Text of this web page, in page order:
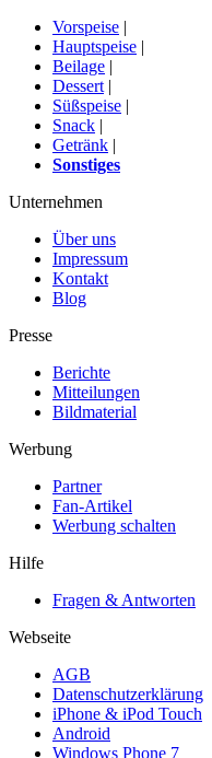
Vorspeise |
Hauptspeise |
Beilage |
Dessert |
Süßspeise |
Snack |
Getränk |
Sonstiges
Unternehmen
Über uns
Impressum
Kontakt
Blog
Presse
Berichte
Mitteilungen
Bildmaterial
Werbung
Partner
Fan-Artikel
Werbung schalten
Hilfe
Fragen & Antworten
Webseite
AGB
Datenschutzerklärung
iPhone & iPod Touch
Android
Windows Phone 7